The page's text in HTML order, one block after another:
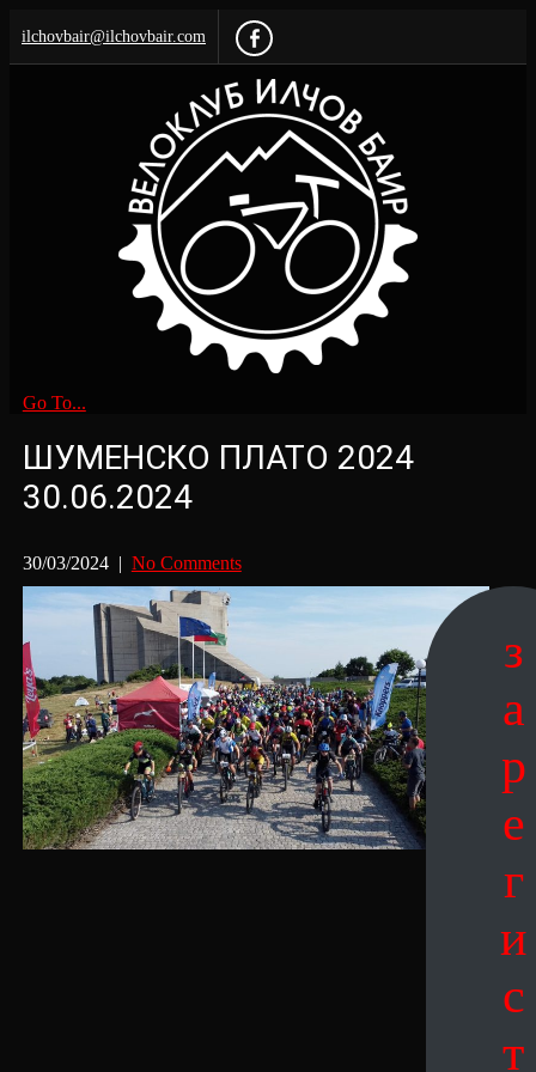
ilchovbair@ilchovbair.com
Go To...
ШУМЕНСКО ПЛАТО 2024
30.06.2024
30/03/2024 | No Comments
з
а
р
е
г
и
с
т